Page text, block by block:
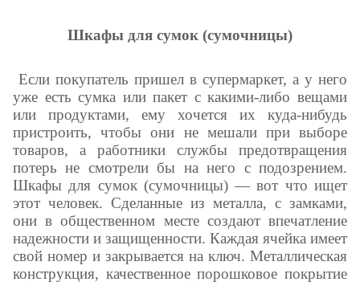
Шкафы для сумок (сумочницы)
Если покупатель пришел в супермаркет, а у него
уже есть сумка или пакет с какими-либо вещами
или продуктами, ему хочется их куда-нибудь
пристроить, чтобы они не мешали при выборе
товаров, а работники службы предотвращения
потерь не смотрели бы на него с подозрением.
Шкафы для сумок (сумочницы) — вот что ищет
этот человек. Сделанные из металла, с замками,
они в общественном месте создают впечатление
надежности и защищенности. Каждая ячейка имеет
свой номер и закрывается на ключ. Металлическая
конструкция, качественное порошковое покрытие